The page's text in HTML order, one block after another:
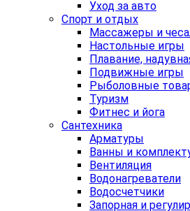
Уход за авто
Спорт и отдых
Массажеры и
Настольные игры
Плавание,
Подвижные игры
Рыболовные
Туризм
Фитнес и йога
Сантехника
Арматуры
Ванны и
Вентиляция
Водонагреватели
Водосчетчики
Запорная и